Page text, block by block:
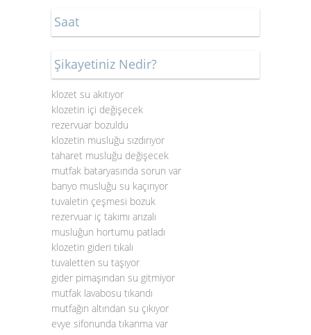
Saat
Şikayetiniz Nedir?
klozet su akıtıyor
klozetin içi değişecek
rezervuar bozuldu
klozetin musluğu sızdırıyor
taharet musluğu değişecek
mutfak bataryasında sorun var
banyo musluğu su kaçırıyor
tuvaletin çeşmesi bozuk
rezervuar iç takımı arızalı
musluğun hortumu patladı
klozetin gideri tıkalı
tuvaletten su taşıyor
gider pimaşından su gitmiyor
mutfak lavabosu tıkandı
mutfağın altından su çıkıyor
evye sifonunda tıkanma var